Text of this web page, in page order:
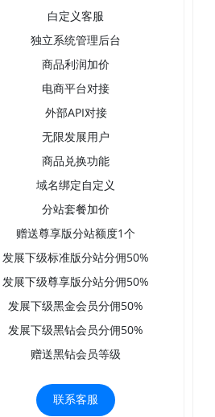
白定义客服
独立系统管理后台
商品利润加价
电商平台对接
外部API对接
无限发展用户
商品兑换功能
域名绑定自定义
分站套餐加价
赠送尊享版分站额度1个
发展下级标准版分站分佣50%
发展下级尊享版分站分佣50%
发展下级黑金会员分佣50%
发展下级黑钻会员分佣50%
赠送黑钻会员等级
联系客服